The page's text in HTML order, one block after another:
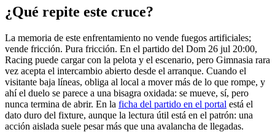
¿Qué repite este cruce?
La memoria de este enfrentamiento no vende fuegos artificiales;
vende fricción. Pura fricción. En el partido del Dom 26 jul 20:00,
Racing puede cargar con la pelota y el escenario, pero Gimnasia rara
vez acepta el intercambio abierto desde el arranque. Cuando el
visitante baja líneas, obliga al local a mover más de lo que rompe, y
ahí el duelo se parece a una bisagra oxidada: se mueve, sí, pero
nunca termina de abrir. En la ficha del partido en el portal está el
dato duro del fixture, aunque la lectura útil está en el patrón: una
acción aislada suele pesar más que una avalancha de llegadas.